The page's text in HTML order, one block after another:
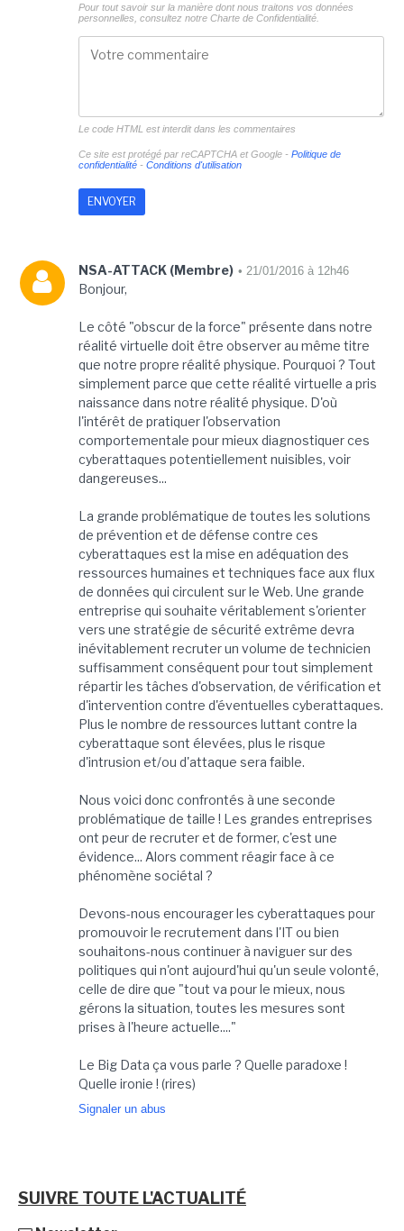
Pour tout savoir sur la manière dont nous traitons vos données
personnelles, consultez notre Charte de Confidentialité.
Le code HTML est interdit dans les commentaires
Ce site est protégé par reCAPTCHA et Google - Politique de
confidentialité- Conditions d'utilisation
NSA-ATTACK (Membre) • 21/01/2016 à 12h46
Bonjour,
Le côté "obscur de la force" présente dans notre
réalité virtuelle doit être observer au même titre
que notre propre réalité physique. Pourquoi ? Tout
simplement parce que cette réalité virtuelle a pris
naissance dans notre réalité physique. D'où
l'intérêt de pratiquer l'observation
comportementale pour mieux diagnostiquer ces
cyberattaques potentiellement nuisibles, voir
dangereuses...
La grande problématique de toutes les solutions
de prévention et de défense contre ces
cyberattaques est la mise en adéquation des
ressources humaines et techniques face aux flux
de données qui circulent sur le Web. Une grande
entreprise qui souhaite véritablement s'orienter
vers une stratégie de sécurité extrême devra
inévitablement recruter un volume de technicien
suffisamment conséquent pour tout simplement
répartir les tâches d'observation, de vérification et
d'intervention contre d'éventuelles cyberattaques.
Plus le nombre de ressources luttant contre la
cyberattaque sont élevées, plus le risque
d'intrusion et/ou d'attaque sera faible.
Nous voici donc confrontés à une seconde
problématique de taille ! Les grandes entreprises
ont peur de recruter et de former, c'est une
évidence... Alors comment réagir face à ce
phénomène sociétal ?
Devons-nous encourager les cyberattaques pour
promouvoir le recrutement dans l'IT ou bien
souhaitons-nous continuer à naviguer sur des
politiques qui n'ont aujourd'hui qu'un seule volonté,
celle de dire que "tout va pour le mieux, nous
gérons la situation, toutes les mesures sont
prises à l'heure actuelle...."
Le Big Data ça vous parle ? Quelle paradoxe !
Quelle ironie ! (rires)
Signaler un abus
SUIVRE TOUTE L'ACTUALITÉ